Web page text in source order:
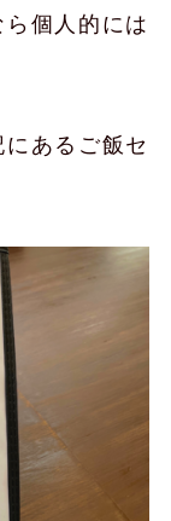
個人的には
あるご飯セ